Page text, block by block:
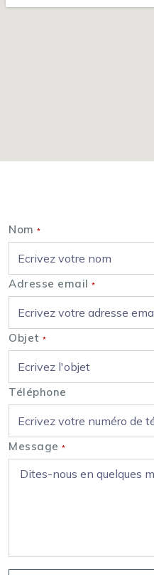
Nom *
Adresse email *
Objet *
Téléphone
Message *